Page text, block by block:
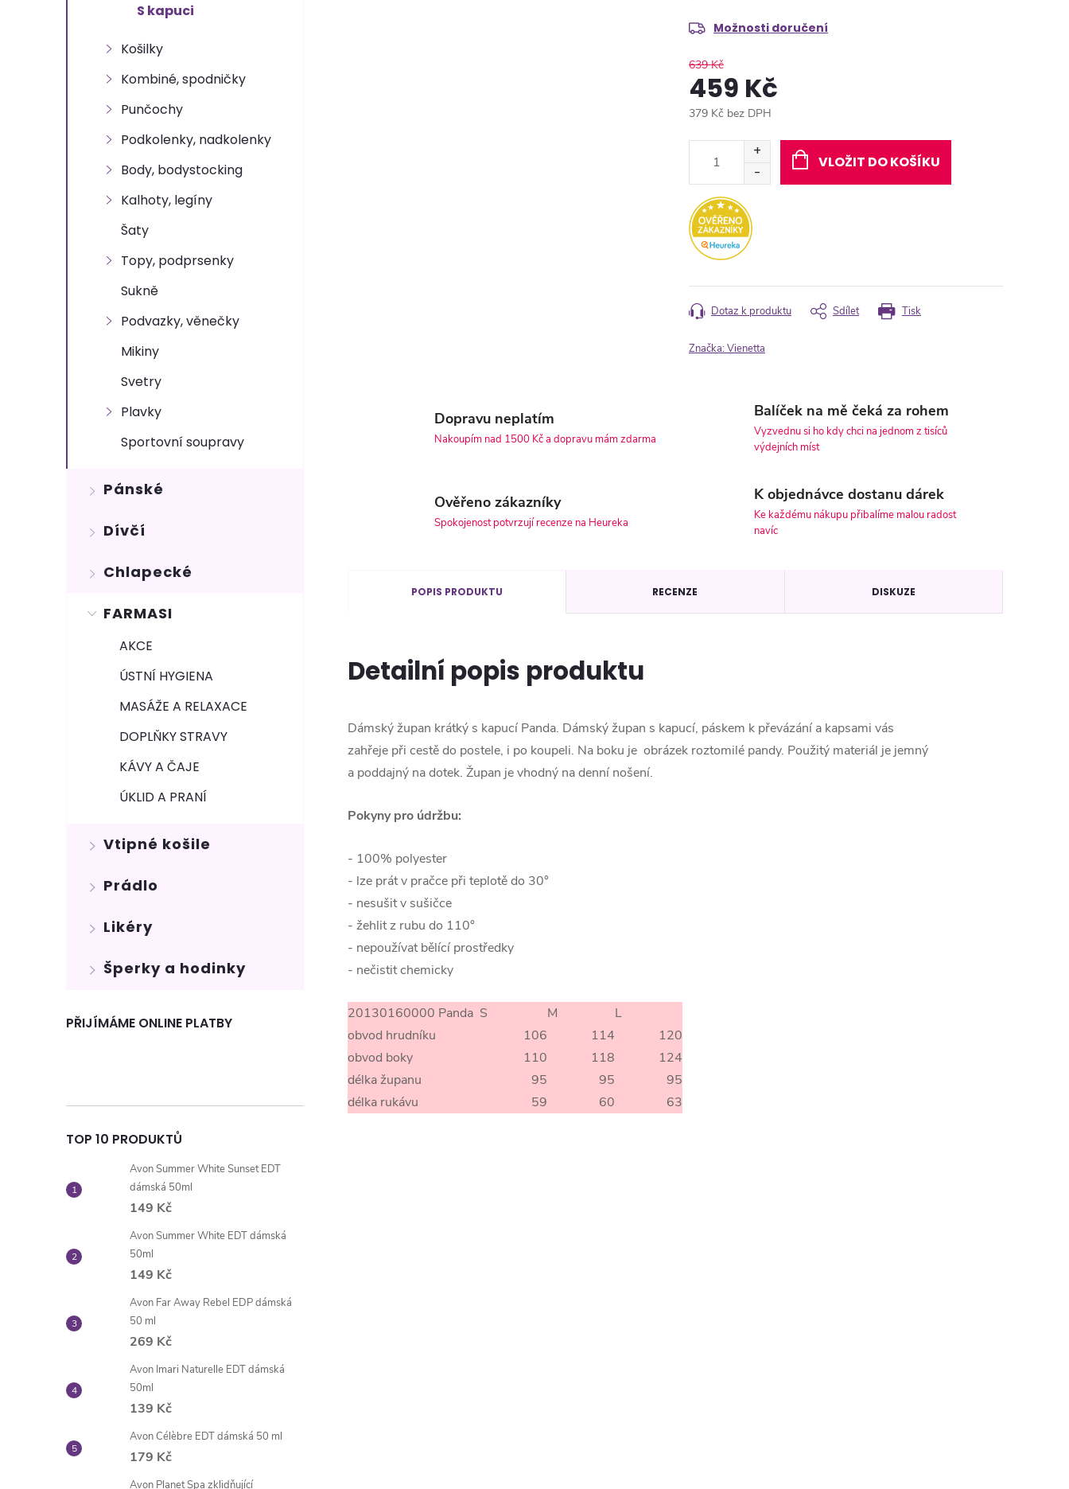
S kapuci
Košilky
Kombiné, spodničky
Punčochy
Podkolenky, nadkolenky
Body, bodystocking
Kalhoty, legíny
Šaty
Topy, podprsenky
Sukně
Podvazky, věnečky
Mikiny
Svetry
Plavky
Sportovní soupravy
Pánské
Dívčí
Chlapecké
FARMASI
AKCE
ÚSTNÍ HYGIENA
MASÁŽE A RELAXACE
DOPLŇKY STRAVY
KÁVY A ČAJE
ÚKLID A PRANÍ
Vtipné košile
Prádlo
Likéry
Šperky a hodinky
PŘIJÍMÁME ONLINE PLATBY
TOP 10 PRODUKTŮ
Avon Summer White Sunset EDT
dámská 50ml
149 Kč
Avon Summer White EDT dámská
50ml
149 Kč
Avon Far Away Rebel EDP dámská
50 ml
269 Kč
Avon Imari Naturelle EDT dámská
50ml
139 Kč
Avon Célèbre EDT dámská 50 ml
179 Kč
Avon Planet Spa zklidňující
Možnosti doručení
639 Kč
459 Kč
379 Kč bez DPH
VLOŽIT DO KOŠÍKU
Tisk
Dotaz k produktu Sdílet
Značka:Vienetta
Dopravu neplatím
Nakoupím nad 1500 Kč a dopravu mám zdarma
Balíček na mě čeká za rohem
Vyzvednu si ho kdy chci na jednom z tisíců
výdejních míst
Ověřeno zákazníky
Spokojenost potvrzují recenze na Heureka
K objednávce dostanu dárek
Ke každému nákupu přibalíme malou radost
navíc
POPIS PRODUKTU RECENZE DISKUZE
Detailní popis produktu
Dámský župan krátký s kapucí Panda. Dámský župan s kapucí, páskem k převázání a kapsami vás
zahřeje při cestě do postele, i po koupeli. Na boku je obrázek roztomilé pandy. Použitý materiál je jemný
a poddajný na dotek. Župan je vhodný na denní nošení.
Pokyny pro údržbu:
- 100% polyester
- lze prát v pračce při teplotě do 30°
- nesušit v sušičce
- žehlit z rubu do 110°
- nepoužívat bělící prostředky
- nečistit chemicky
20130160000 Panda S M
L
obvod hrudníku
106 114
120
obvod boky
110 118
124
délka županu
95 95
95
délka rukávu
59 60 63